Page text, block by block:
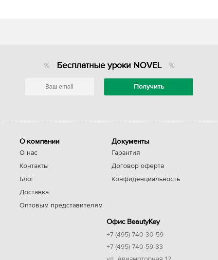
Бесплатные уроки NOVEL
О компании
О нас
Контакты
Блог
Доставка
Оптовым представителям
Документы
Гарантия
Договор оферта
Конфиденциальность
Офис BeautyKey
+7 (495) 740-30-59
+7 (495) 740-59-33